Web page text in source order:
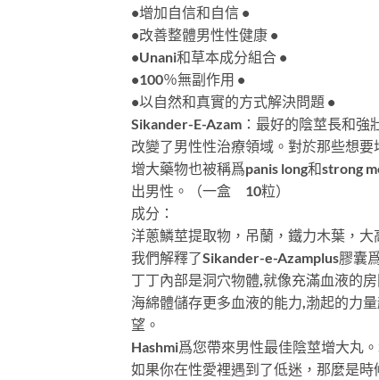
•增加自信和自信 •
•改善整體男性性健康 •
•Unani和草本成分組合 •
•100％無副作用 •
•以自然和真實的方式解決問題 •
Sikander-E-Azam：最好的陰莖長和強
改變了男性性治療領域。對於那些想
增大藥物也被稱爲panis long和strong
出男性。（一盒 10粒）
成分：
洋蔥鱗莖提取物，吊蘭，鐵力木葉，
我們解釋了Sikander-e-Azamplus膠囊
丁丁內部是洞穴物體,就像充滿血液的
海綿體儲存更多血液的能力,渤起的力
望。
Hashmi爲您帶來男性最佳陰莖增大丸
如果你在性愛裡遇到了低迷，那麼是